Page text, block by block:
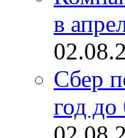
в
Сбер
год